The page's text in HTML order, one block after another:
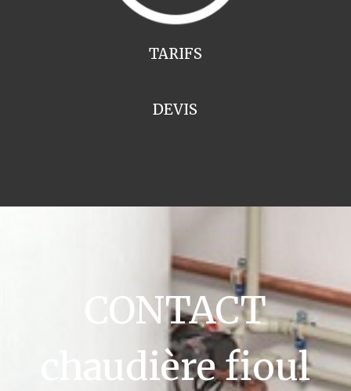
TARIFS
DEVIS
CONTACT
chaudière fioul